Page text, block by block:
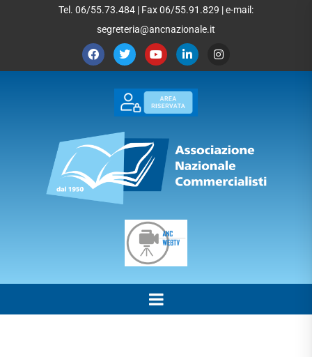
Tel. 06/55.73.484 | Fax 06/55.91.829 | e-mail:
segreteria@ancnazionale.it